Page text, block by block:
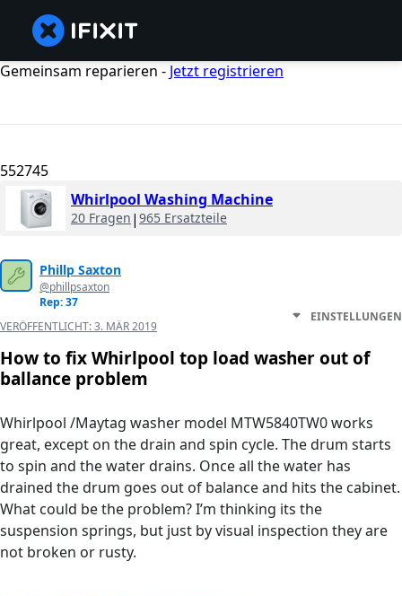
Gemeinsam reparieren - Jetzt registrieren
552745
Whirlpool Washing Machine
20 Fragen | 965 Ersatzteile
Phillp Saxton
@phillpsaxton
Rep: 37
VERÖFFENTLICHT:3. MÄR 2019
EINSTELLUNGEN
How to fix Whirlpool top load washer out of
ballance problem
Whirlpool /Maytag washer model MTW5840TW0 works
great, except on the drain and spin cycle. The drum starts
to spin and the water drains. Once all the water has
drained the drum goes out of balance and hits the cabinet.
What could be the problem? I’m thinking its the
suspension springs, but just by visual inspection they are
not broken or rusty.